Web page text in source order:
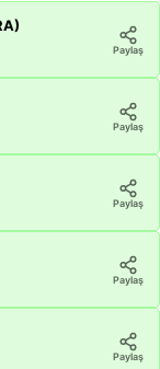
Paylaş
Paylaş
Paylaş
Paylaş
Paylaş